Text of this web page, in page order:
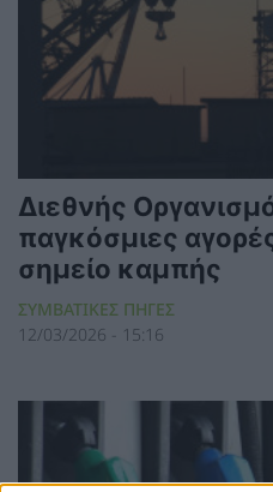
Διεθνής
παγκόσμιες
σημείο καμπής
ΣΥΜΒΑΤΙΚΕΣ ΠΗΓΕΣ
12/03/2026 - 15:16